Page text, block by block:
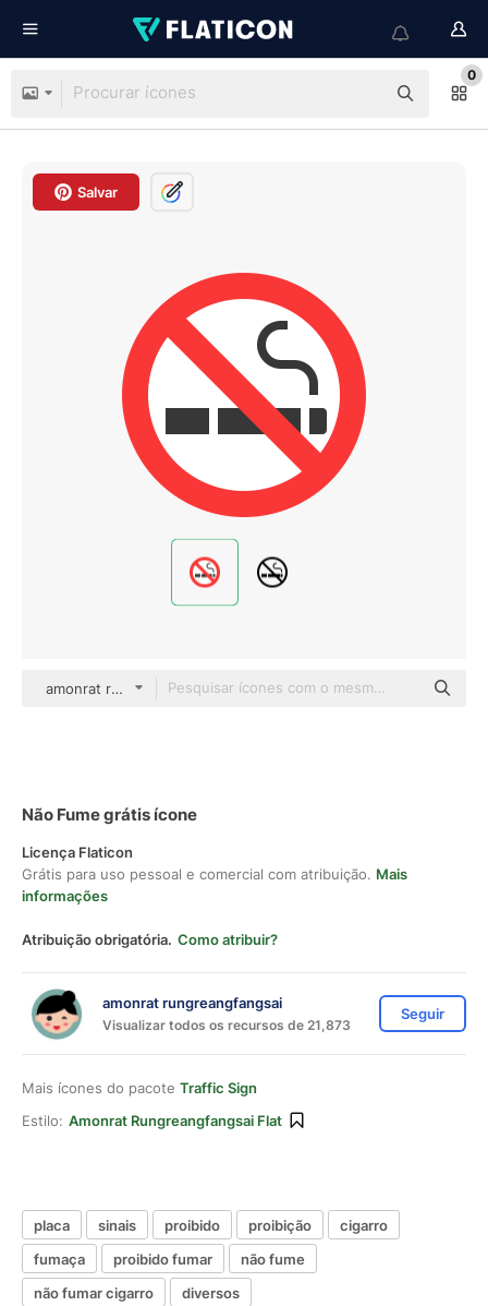
0
Salvar
amonrat rungreangfangsai Flat
Não Fume grátis ícone
Licença Flaticon
Grátis para uso pessoal e comercial com atribuição. Mais
informações
Atribuição obrigatória. Como atribuir?
amonrat rungreangfangsai
Visualizar todos os recursos de 21,873
Seguir
Mais ícones do pacote Traffic Sign
Estilo: Amonrat Rungreangfangsai Flat
placa sinais proibido proibição
cigarro
fumaça
proibido fumar
não fume
não fumar cigarro
diversos